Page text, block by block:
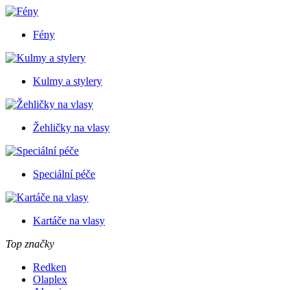
Fény
Kulmy a stylery
Žehličky na vlasy
Speciální péče
Kartáče na vlasy
Top značky
Redken
Olaplex